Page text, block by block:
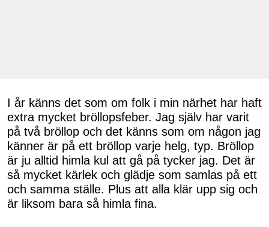
I år känns det som om folk i min närhet har haft
extra mycket bröllopsfeber. Jag själv har varit
på två bröllop och det känns som om någon jag
känner är på ett bröllop varje helg, typ. Bröllop
är ju alltid himla kul att gå på tycker jag. Det är
så mycket kärlek och glädje som samlas på ett
och samma ställe. Plus att alla klär upp sig och
är liksom bara så himla fina.